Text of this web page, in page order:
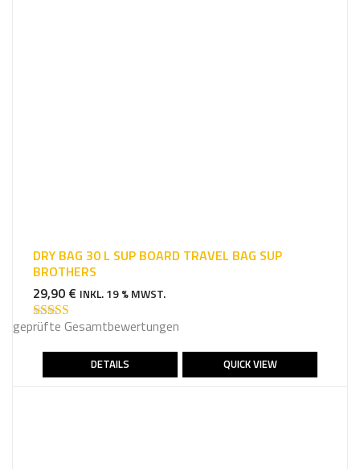
DRY BAG 30 L SUP BOARD TRAVEL BAG SUP
BROTHERS
29,90 € INKL. 19 % MWST.
Bewertet mit
geprüfte Gesamtbewertungen
DETAILS QUICK VIEW